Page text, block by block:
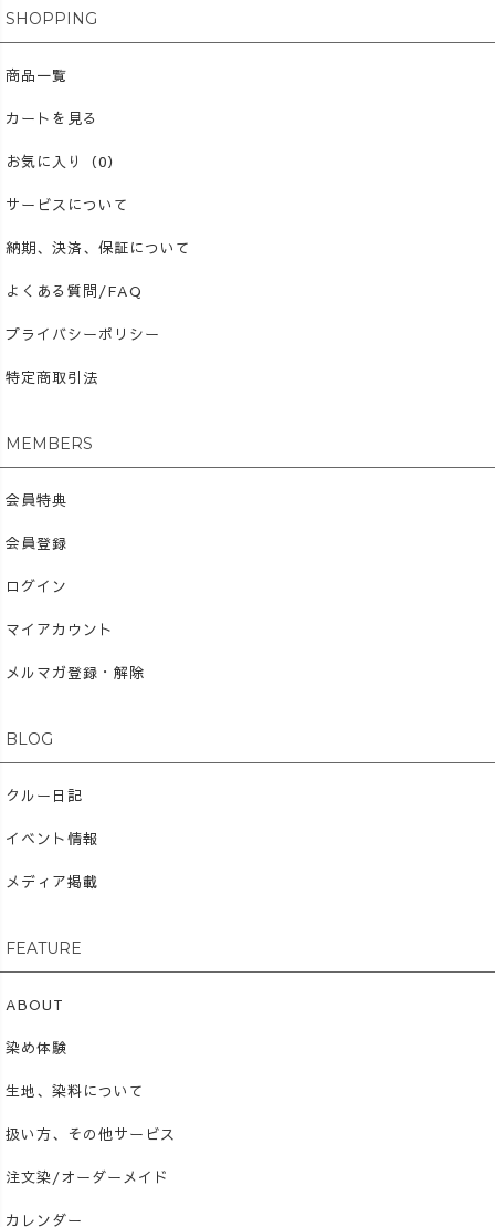
SHOPPING
商品一覧
カートを見る
お気に入り（0）
サービスについて
納期、決済、保証について
よくある質問/FAQ
プライバシーポリシー
特定商取引法
MEMBERS
会員特典
会員登録
ログイン
マイアカウント
メルマガ登録・解除
BLOG
クルー日記
イベント情報
メディア掲載
FEATURE
ABOUT
染め体験
生地、染料について
扱い方、その他サービス
注文染/オーダーメイド
カレンダー